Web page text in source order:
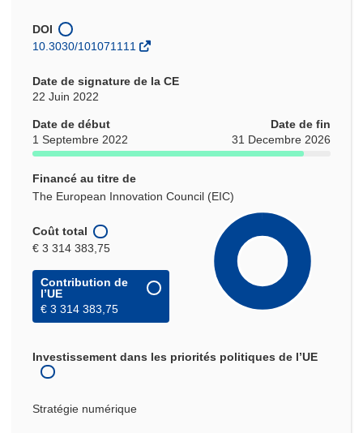
DOI
10.3030/101071111
Date de signature de la CE
22 Juin 2022
Date de début
1 Septembre 2022
Date de fin
31 Decembre 2026
Financé au titre de
The European Innovation Council (EIC)
Coût total
€ 3 314 383,75
Contribution de
l’UE
€ 3 314 383,75
Investissement dans les priorités politiques de l’UE
Stratégie numérique